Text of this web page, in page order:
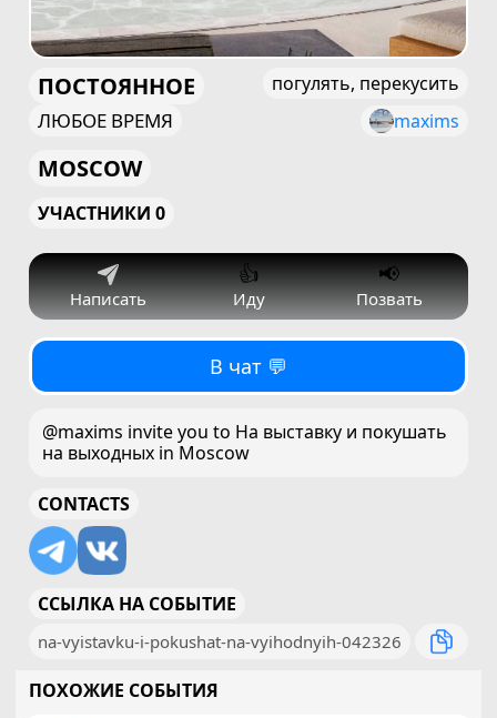
ПОСТОЯННОЕ
ЛЮБОЕ ВРЕМЯ
погулять, перекусить
maxims
MOSCOW
УЧАСТНИКИ 0
Написать
👍
Иду
📢
Позвать
В чат 💬
@maxims invite you to На выставку и покушать
на выходных in Moscow
CONTACTS
ССЫЛКА НА СОБЫТИЕ
na-vyistavku-i-pokushat-na-vyihodnyih-042326
ПОХОЖИЕ СОБЫТИЯ